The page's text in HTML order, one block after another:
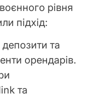
рівня
підхід:
та
орендарів.
та